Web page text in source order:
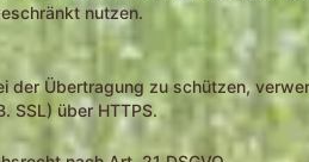
nutzen.
der Übertragung zu schützen,
SSL) über HTTPS.